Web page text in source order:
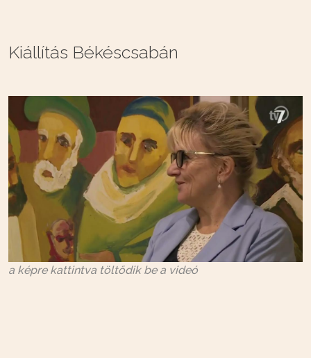
Kiállítás Békéscsabán
a képre kattintva töltődik be a videó